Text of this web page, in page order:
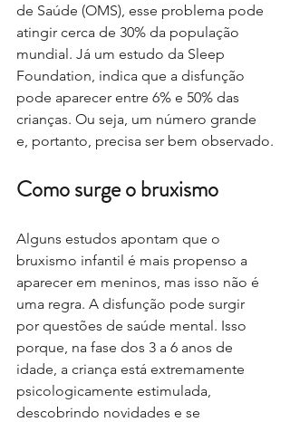
de Saúde (OMS), esse problema pode
atingir cerca de 30% da população
mundial. Já um estudo da Sleep
Foundation, indica que a disfunção
pode aparecer entre 6% e 50% das
crianças. Ou seja, um número grande
e, portanto, precisa ser bem observado.
Como surge o bruxismo
Alguns estudos apontam que o
bruxismo infantil é mais propenso a
aparecer em meninos, mas isso não é
uma regra. A disfunção pode surgir
por questões de saúde mental. Isso
porque, na fase dos 3 a 6 anos de
idade, a criança está extremamente
psicologicamente estimulada,
descobrindo novidades e se